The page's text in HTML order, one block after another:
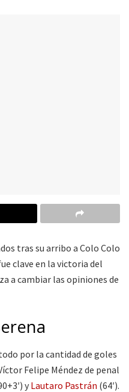
tras su arribo a Colo Colo
clave en la victoria del
a cambiar las opiniones de
por la cantidad de goles
Felipe Méndez de penal
y Lautaro Pastrán (64′).